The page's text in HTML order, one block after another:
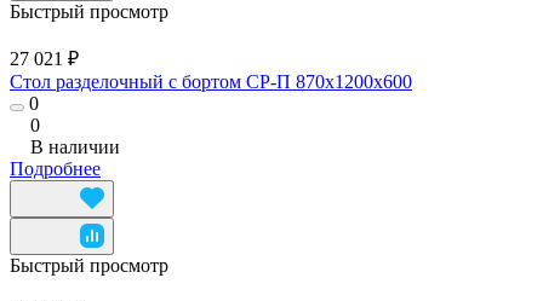
Быстрый просмотр
27 021 ₽
Стол разделочный с бортом СР-П 870x1200x600
0
0
В наличии
Подробнее
Быстрый просмотр